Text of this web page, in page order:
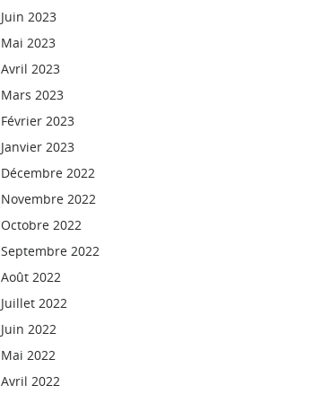
Juin 2023
Mai 2023
Avril 2023
Mars 2023
Février 2023
Janvier 2023
Décembre 2022
Novembre 2022
Octobre 2022
Septembre 2022
Août 2022
Juillet 2022
Juin 2022
Mai 2022
Avril 2022